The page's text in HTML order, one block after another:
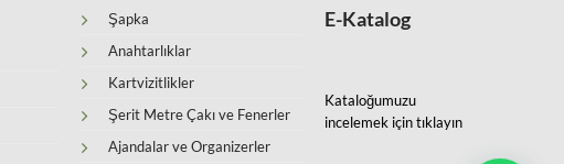
Şapka
Anahtarlıklar
Kartvizitlikler
Şerit Metre Çakı ve Fenerler
Ajandalar ve Organizerler
E-Katalog
Kataloğumuzu
incelemek için tıklayın